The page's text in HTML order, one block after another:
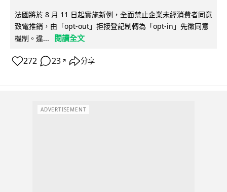
法國將於 8 月 11 日起實施新例，全面禁止企業未經消費者同意
致電推銷，由「opt-out」拒接登記制轉為「opt-in」先徵同意
機制。違...
閱讀全文
272 23 ↗ 分享
ADVERTISEMENT